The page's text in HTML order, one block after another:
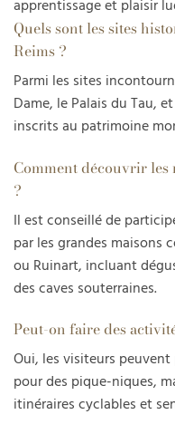
apprentissage et plaisir
Quels sont les sites
Reims ?
Parmi les sites
Dame, le Palais du Tau,
inscrits au patrimoine
Comment découvrir les
?
Il est conseillé de
par les grandes maisons
ou Ruinart, incluant
des caves souterraines.
Peut-on faire des
Oui, les visiteurs
pour des pique-niques,
itinéraires cyclables et